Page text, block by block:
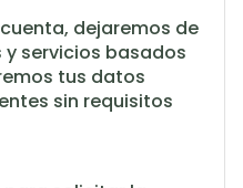
dejaremos de
servicios basados
tus datos
sin requisitos